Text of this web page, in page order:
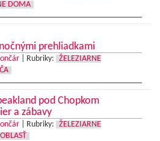
DOMA
prehliadkami
Rubriky:
ŽELEZIARNE
pod Chopkom
a zábavy
Rubriky:
ŽELEZIARNE